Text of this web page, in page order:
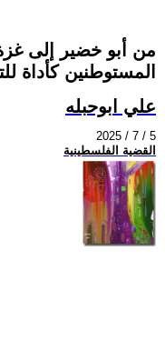
المستوطنين كأداة
علي ابوحبله
2025 / 7 / 5
القضية الفلسطينية